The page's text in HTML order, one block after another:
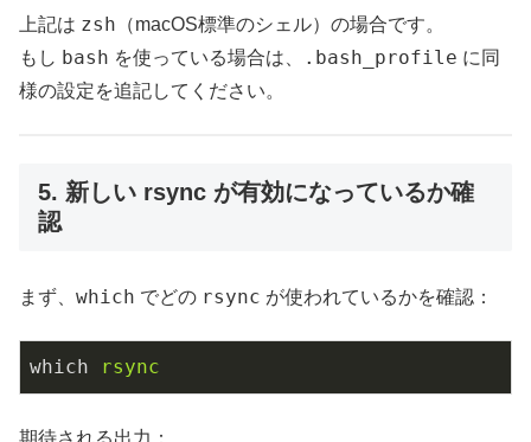
上記は zsh （macOS標準のシェル）の場合です。
もし bash を使っている場合は、 .bash_profile に同
様の設定を追記してください。
5. 新しい rsync が有効になっているか確
認
まず、 which でどの rsync が使われているかを確認：
which rsync
期待される出力：